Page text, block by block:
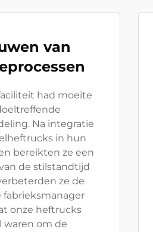
van
had moeite
Na integratie
in hun
bereikten ze een
de stilstandtijd
ze de
fabrieksmanager
onze heftrucks
waren om de